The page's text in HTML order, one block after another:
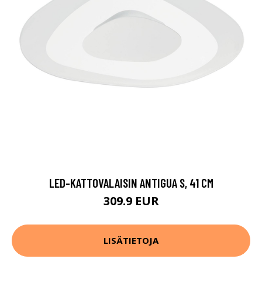
LED-KATTOVALAISIN ANTIGUA S, 41 CM
309.9 EUR
LISÄTIETOJA